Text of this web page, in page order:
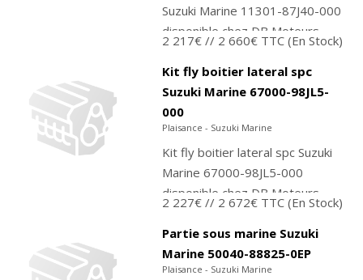
Suzuki Marine 11301-87J40-000
disponible chez DB Moteurs.
commander ou achetez
directement sur notre...
2 217€ // 2 660€ TTC (En Stock)
Kit fly boitier lateral spc
Suzuki Marine 67000-98JL5-
000
Plaisance - Suzuki Marine
Kit fly boitier lateral spc Suzuki
Marine 67000-98JL5-000
disponible chez DB Moteurs.
commander ou achetez
directement sur notre...
2 227€ // 2 672€ TTC (En Stock)
Partie sous marine Suzuki
Marine 50040-88825-0EP
Plaisance - Suzuki Marine